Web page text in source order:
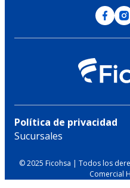
Política de privacidad
Sucursales
© 2025 Ficohsa | Todos los
Comercial